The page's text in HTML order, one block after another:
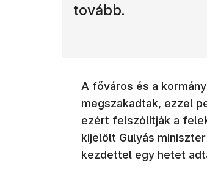
tovább.
A főváros és a
megszakadtak, ezzel
ezért felszólítják a
kijelölt Gulyás
kezdettel egy hetet